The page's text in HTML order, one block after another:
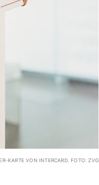
KARTE VON INTERCARD. FOTO: ZVG